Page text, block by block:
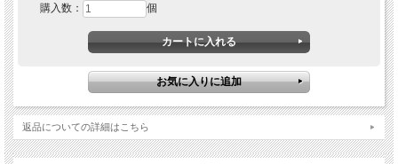
購入数： 個
返品についての詳細はこちら